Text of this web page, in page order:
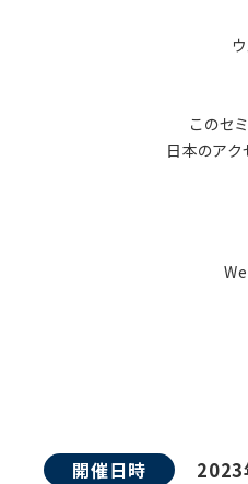
このセ
日本のア
開催日時 2023